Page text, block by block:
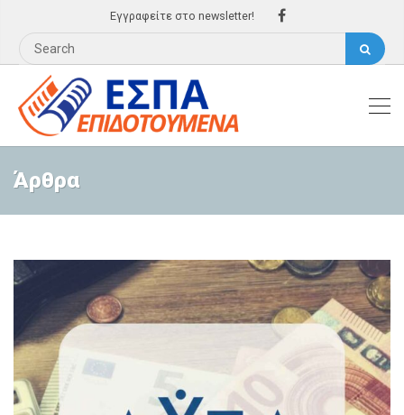
Εγγραφείτε στο newsletter!
Άρθρα